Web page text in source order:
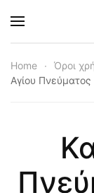
Skip to
Home Όροι
Αγίου